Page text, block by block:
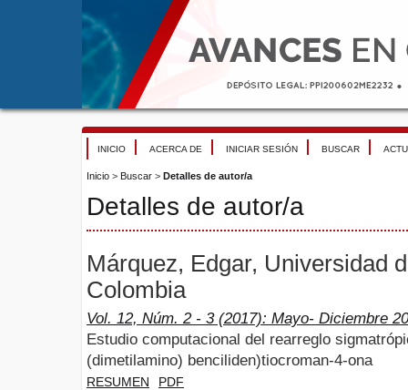
INICIO ACERCA DE INICIAR SESIÓN BUSCAR
Inicio > Buscar > Detalles de autor/a
Detalles de autor/a
Márquez, Edgar, Universidad
Colombia
Vol. 12, Núm. 2 - 3 (2017): Mayo- Diciembre
Estudio computacional del rearreglo
(dimetilamino) benciliden)tiocroman-4-ona
RESUMEN PDF